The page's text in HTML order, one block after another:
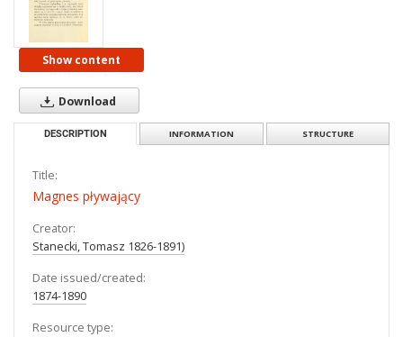
Show content
Download
DESCRIPTION INFORMATION STRUCTURE
Title:
Magnes pływający
Creator:
Stanecki, Tomasz 1826-1891)
Date issued/created:
1874-1890
Resource type: